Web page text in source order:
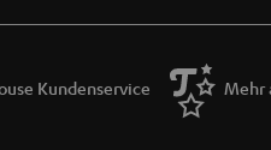
passive Bassmembrane die
oder unterhalb des Fernsehers.
sorgt für
Kundenservice Mehr